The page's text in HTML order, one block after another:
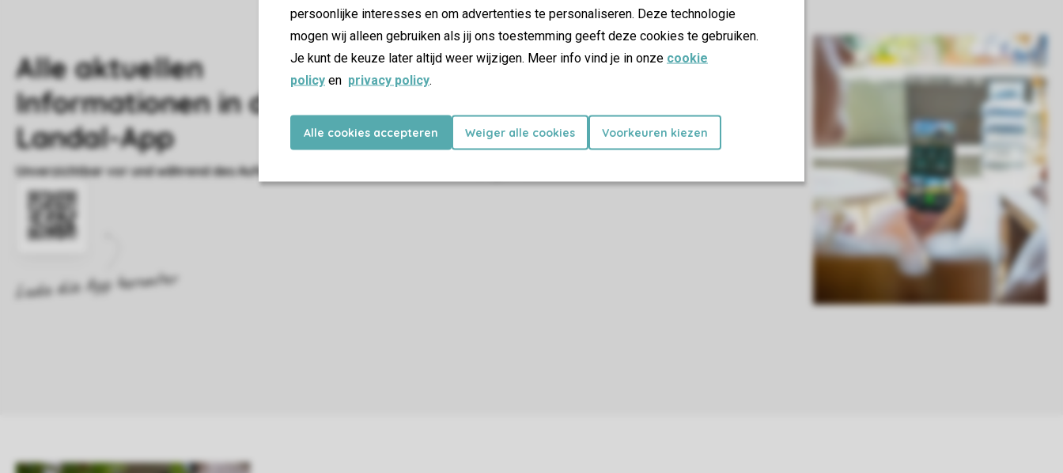
persoonlijke interesses en om advertenties te personaliseren. Deze technologie
mogen wij alleen gebruiken als jij ons toestemming geeft deze cookies te gebruiken.
Je kunt de keuze later altijd weer wijzigen. Meer info vind je in onze cookie
policy en privacy policy.
Alle cookies accepteren Weiger alle cookies Voorkeuren kiezen